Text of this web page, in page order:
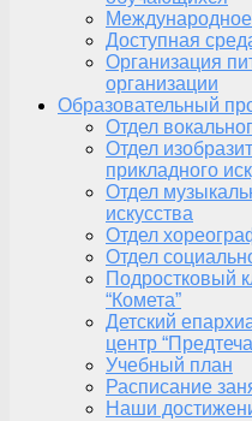
Международное
Доступная
Организация
организации
Образовательный
Отдел
Отдел
прикладного
Отдел
искусства
Отдел
Отдел
Подростковый
“Комета”
Детский
центр
Учебный план
Расписание
Наши